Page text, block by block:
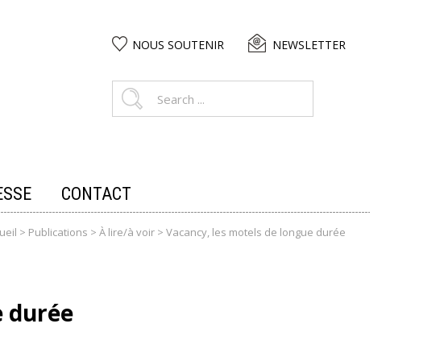
NOUS SOUTENIR NEWSLETTER
CONTACT
> Publications > À lire/à voir> Vacancy, les motels de longue durée
durée